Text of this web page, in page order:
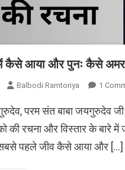
कैसे आया और पुनः कैसे अमर
Balbodi Ramtoriya 1
परम संत बाबा जयगुरुदेव
की रचना और विस्तार के
पहले जीव कैसे आया और […]